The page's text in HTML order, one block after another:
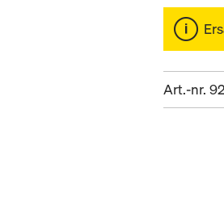
Art.-nr.